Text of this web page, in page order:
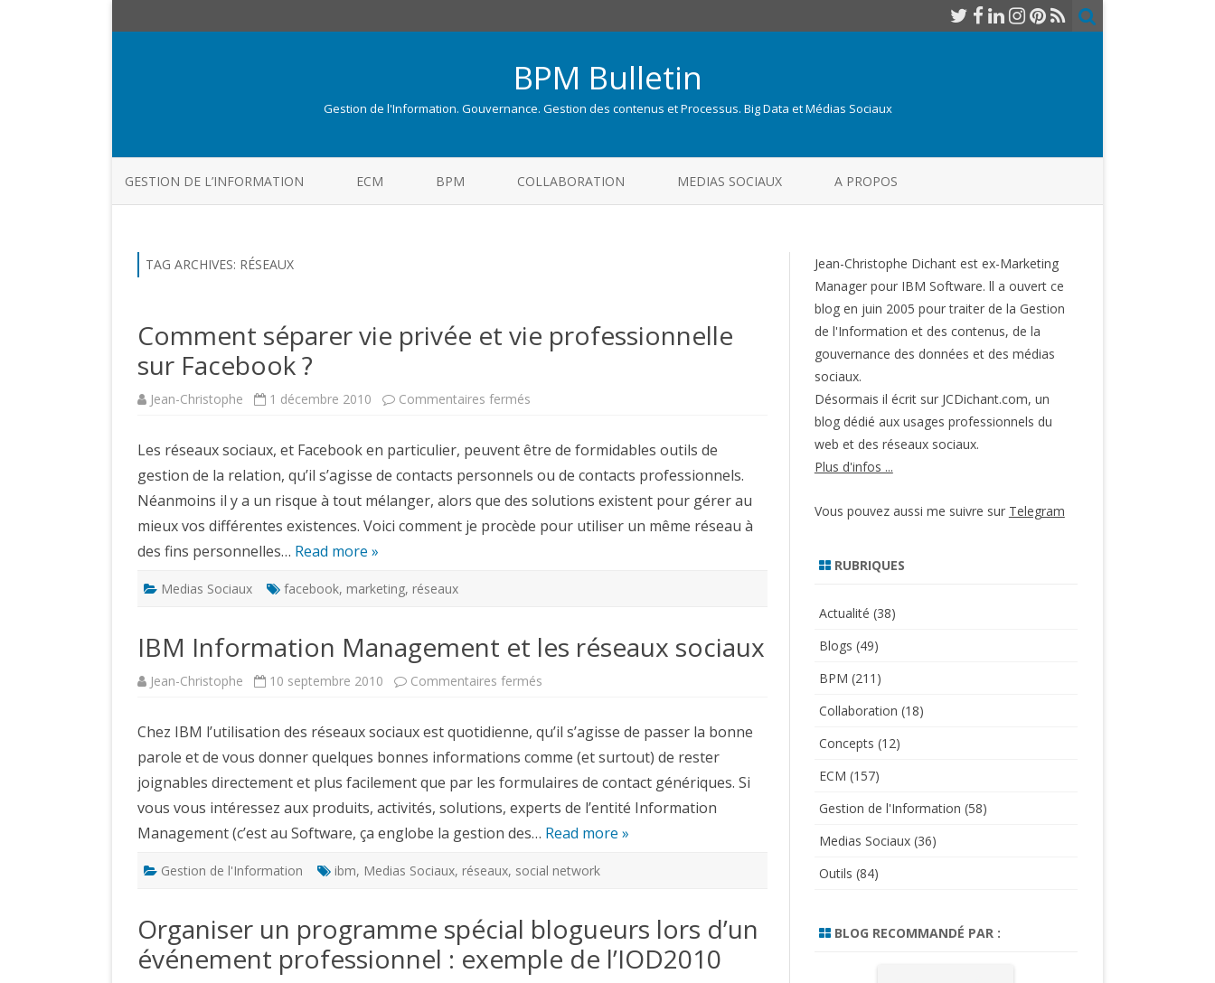
BPM Bulletin
Gestion de l'Information. Gouvernance. Gestion des contenus et Processus. Big Data et Médias Sociaux
to
GESTION DE L’INFORMATION ECM BPM COLLABORATION MEDIAS SOCIAUX A PROPOS
TAG ARCHIVES: RÉSEAUX
Comment séparer vie privée et vie professionnelle
sur Facebook ?
Jean-Christophe 1 décembre 2010 Commentaires fermés
privée
et
vie
professionnelle
sur
Facebook
?
Les réseaux sociaux, et Facebook en particulier, peuvent être de formidables outils de
gestion de la relation, qu’il s’agisse de contacts personnels ou de contacts professionnels.
Néanmoins il y a un risque à tout mélanger, alors que des solutions existent pour gérer au
mieux vos différentes existences. Voici comment je procède pour utiliser un même réseau à
des fins personnelles… Read more »
Medias Sociaux facebook, marketing, réseaux
IBM Information Management et les réseaux sociaux
Jean-Christophe 10 septembre 2010 Commentaires fermés
et
les
réseaux
sociaux
Chez IBM l’utilisation des réseaux sociaux est quotidienne, qu’il s’agisse de passer la bonne
parole et de vous donner quelques bonnes informations comme (et surtout) de rester
joignables directement et plus facilement que par les formulaires de contact génériques. Si
vous vous intéressez aux produits, activités, solutions, experts de l’entité Information
Management (c’est au Software, ça englobe la gestion des… Read more »
Gestion de l'Information ibm, Medias Sociaux, réseaux, social network
Organiser un programme spécial blogueurs lors d’un
événement professionnel : exemple de l’IOD2010
Jean-Christophe Dichant est ex-Marketing
Manager pour IBM Software. ll a ouvert ce
blog en juin 2005 pour traiter de la Gestion
de l'Information et des contenus, de la
gouvernance des données et des médias
sociaux.
Désormais il écrit sur JCDichant.com, un
blog dédié aux usages professionnels du
web et des réseaux sociaux.
Plus d'infos ...
Vous pouvez aussi me suivre sur Telegram
RUBRIQUES
Actualité (38)
Blogs (49)
BPM (211)
Collaboration (18)
Concepts (12)
ECM (157)
Gestion de l'Information (58)
Medias Sociaux(36)
Outils (84)
BLOG RECOMMANDÉ PAR :